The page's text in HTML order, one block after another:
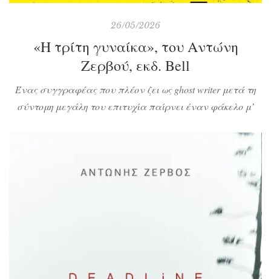
26/05/2026
«Η τρίτη γυναίκα», του Αντώνη
Ζερβού, εκδ. Bell
Ένας συγγραφέας που πλέον ζει ως ghost writer μετά τη
σύντομη μεγάλη του επιτυχία παίρνει έναν φάκελο μ’
γυναίκας. Έτσι ξεκινάει μια υποχρεωτική μακάβρια
συνεργασία που τον ξαναφέρνει στην πρώτη θέση των
πωλήσεων και τον κάνει να νιώθει ανίκητος. Κάθε πτώμα